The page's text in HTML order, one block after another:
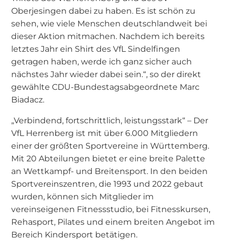
Oberjesingen dabei zu haben. Es ist schön zu
sehen, wie viele Menschen deutschlandweit bei
dieser Aktion mitmachen. Nachdem ich bereits
letztes Jahr ein Shirt des VfL Sindelfingen
getragen haben, werde ich ganz sicher auch
nächstes Jahr wieder dabei sein.“, so der direkt
gewählte CDU-Bundestagsabgeordnete Marc
Biadacz.
„Verbindend, fortschrittlich, leistungsstark“ – Der
VfL Herrenberg ist mit über 6.000 Mitgliedern
einer der größten Sportvereine in Württemberg.
Mit 20 Abteilungen bietet er eine breite Palette
an Wettkampf- und Breitensport. In den beiden
Sportvereinszentren, die 1993 und 2022 gebaut
wurden, können sich Mitglieder im
vereinseigenen Fitnessstudio, bei Fitnesskursen,
Rehasport, Pilates und einem breiten Angebot im
Bereich Kindersport betätigen.